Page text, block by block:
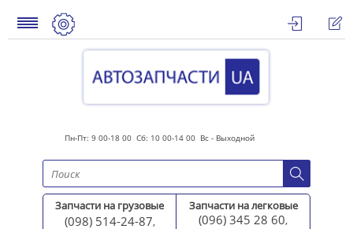
Пн-Пт: 9 00-18 00 Сб: 10 00-14 00 Вс - Выходной
Запчасти на грузовые
(098) 514-24-87,
Запчасти на легковые
(096) 345 28 60,